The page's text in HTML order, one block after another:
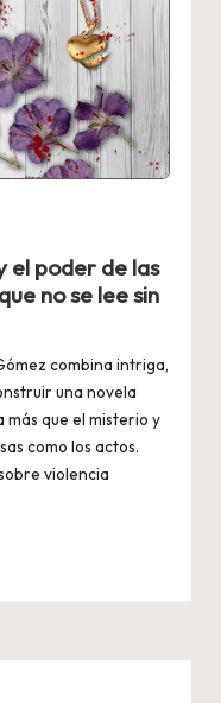
el poder de las
no se lee sin
combina intriga,
una novela
que el misterio y
como los actos.
violencia